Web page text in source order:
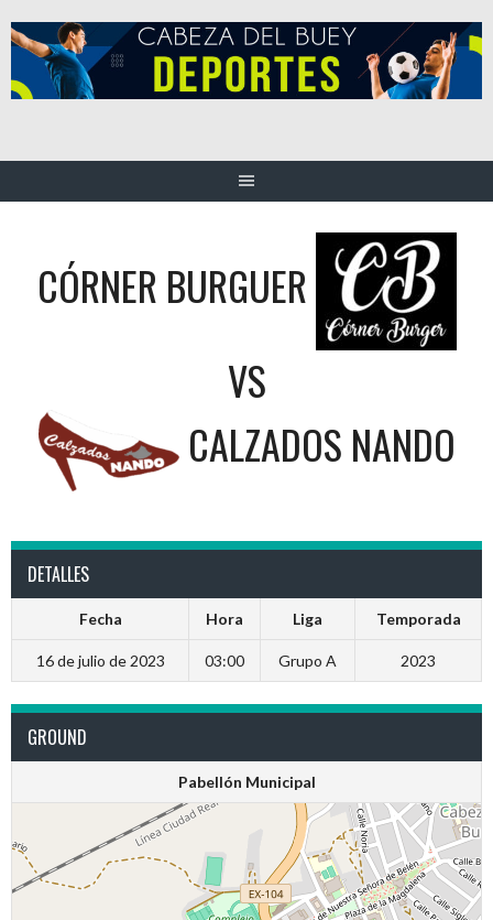
al
contenido
CÓRNER BURGUER
VS
CALZADOS NANDO
DETALLES
Fecha Hora Liga Temporada
16 de julio de 2023 03:00 Grupo A 2023
GROUND
Pabellón Municipal